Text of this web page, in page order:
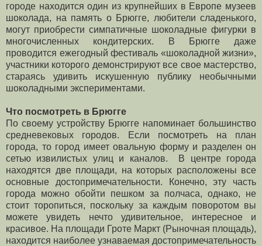
городе находится один из крупнейших в Европе музеев
шоколада, на память о Брюгге, любители сладенького,
могут приобрести симпатичные шоколадные фигурки в
многочисленных кондитерских. В Брюгге даже
проводится ежегодный фестиваль «шоколадной жизни»,
участники которого демонстрируют все свое мастерство,
стараясь удивить искушенную публику необычными
шоколадными экспериментами.
Что посмотреть в Брюгге
По своему устройству Брюгге напоминает большинство
средневековых городов. Если посмотреть на план
города, то город имеет овальную форму и разделен он
сетью извилистых улиц и каналов. В центре города
находятся две площади, на которых расположены все
основные достопримечательности. Конечно, эту часть
города можно обойти пешком за полчаса, однако, не
стоит торопиться, поскольку за каждым поворотом вы
можете увидеть нечто удивительное, интересное и
красивое. На площади Гроте Маркт (Рыночная площадь),
находится наиболее узнаваемая достопримечательность